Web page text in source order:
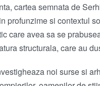
cartea semnata de
profunzime si contextul
care avea sa se
structurala, care au
noi surse si